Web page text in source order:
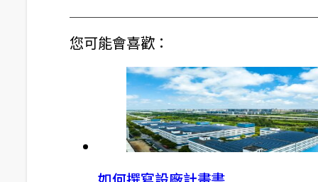
您可能會喜歡：